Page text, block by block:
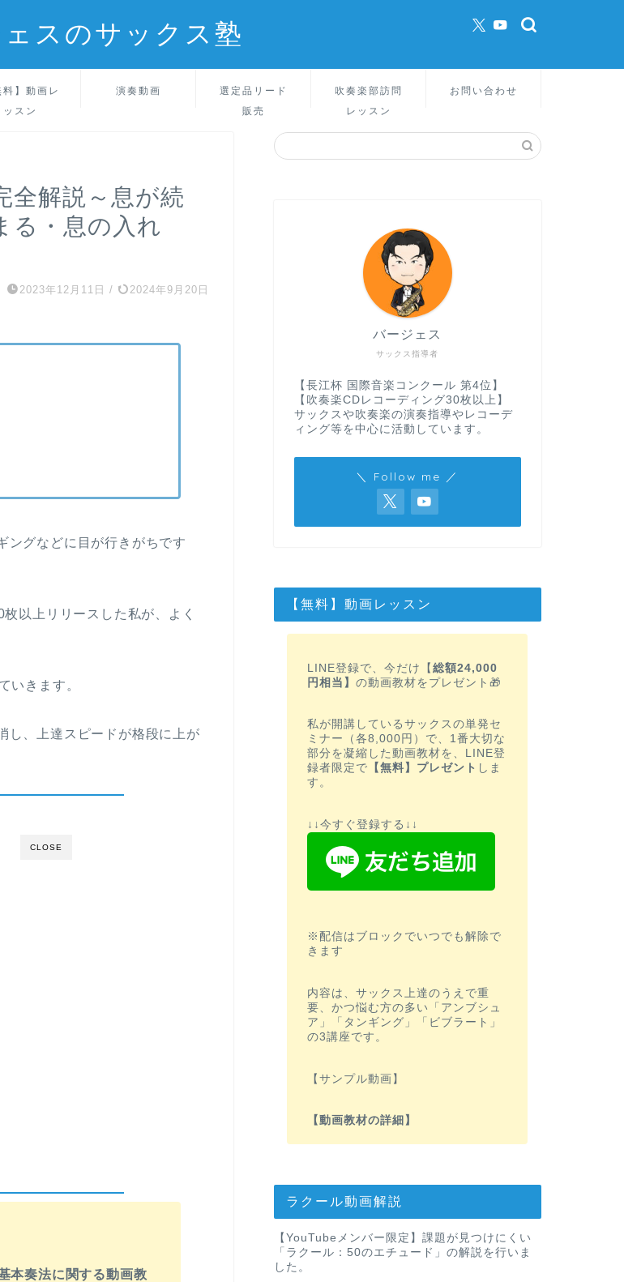
スのサックス塾
料】動画レ
ッスン
演奏動画
選定品リード
販売
吹奏楽部訪問
レッスン
お問い合わせ
全解説～息が続
る・息の入れ
2023年12月11日 / 2024年9月20日
ングなどに目が行きがちです
以上リリースした私が、よく
いきます。
し、上達スピードが格段に上が
CLOSE
本奏法に関する動画教
サックス指導者
バージェス
【長江杯 国際音楽コンクール 第4位】
【吹奏楽CDレコーディング30枚以上】
サックスや吹奏楽の演奏指導やレコーデ
ィング等を中心に活動しています。
＼ Follow me ／
【無料】動画レッスン
LINE登録で、今だけ【総額24,000
円相当】の動画教材をプレゼント🎁
私が開講しているサックスの単発セ
ミナー（各8,000円）で、1番大切な
部分を凝縮した動画教材を、LINE登
録者限定で 【無料】プレゼント しま
す。
↓↓今すぐ登録する↓↓
※配信はブロックでいつでも解除で
きます
内容は、サックス上達のうえで重
要、かつ悩む方の多い「アンブシュ
ア」「タンギング」「ビブラート」
の3講座です。
【サンプル動画】
【動画教材の詳細】
ラクール動画解説
【YouTubeメンバー限定】課題が見つけにくい
「ラクール：50のエチュード」の解説を行いま
した。